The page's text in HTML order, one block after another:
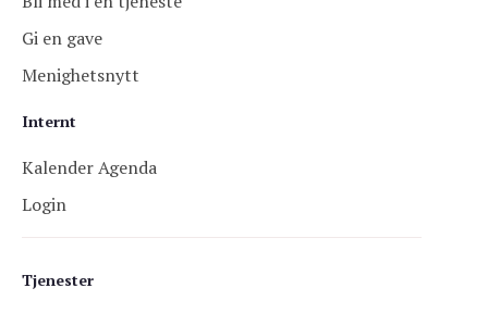
Tjenester
Gi en gave
Menighetsnytt
Internt
Kalender Agenda
Login